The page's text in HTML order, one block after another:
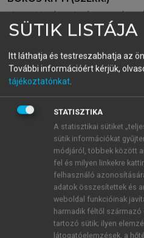
Az üzleti és a
rendezvények
ereje
menu_book OLVASÁS
A
Almárium
Fesztivál és
SÜTIK LISTÁJA
Itt láthatja és testreszabhatja az
További információért kérjük,
tájékoztatónkat
STATISZTIKA
A statisztikai sütiket
sütik információkat
módjáról, többek között
fel és milyen linkekre
felhasználó
adatok összesítettek és
weboldal funkcióinak
harmadik féltől
tartozó sütik; ilyen
látogatóelemzések, a